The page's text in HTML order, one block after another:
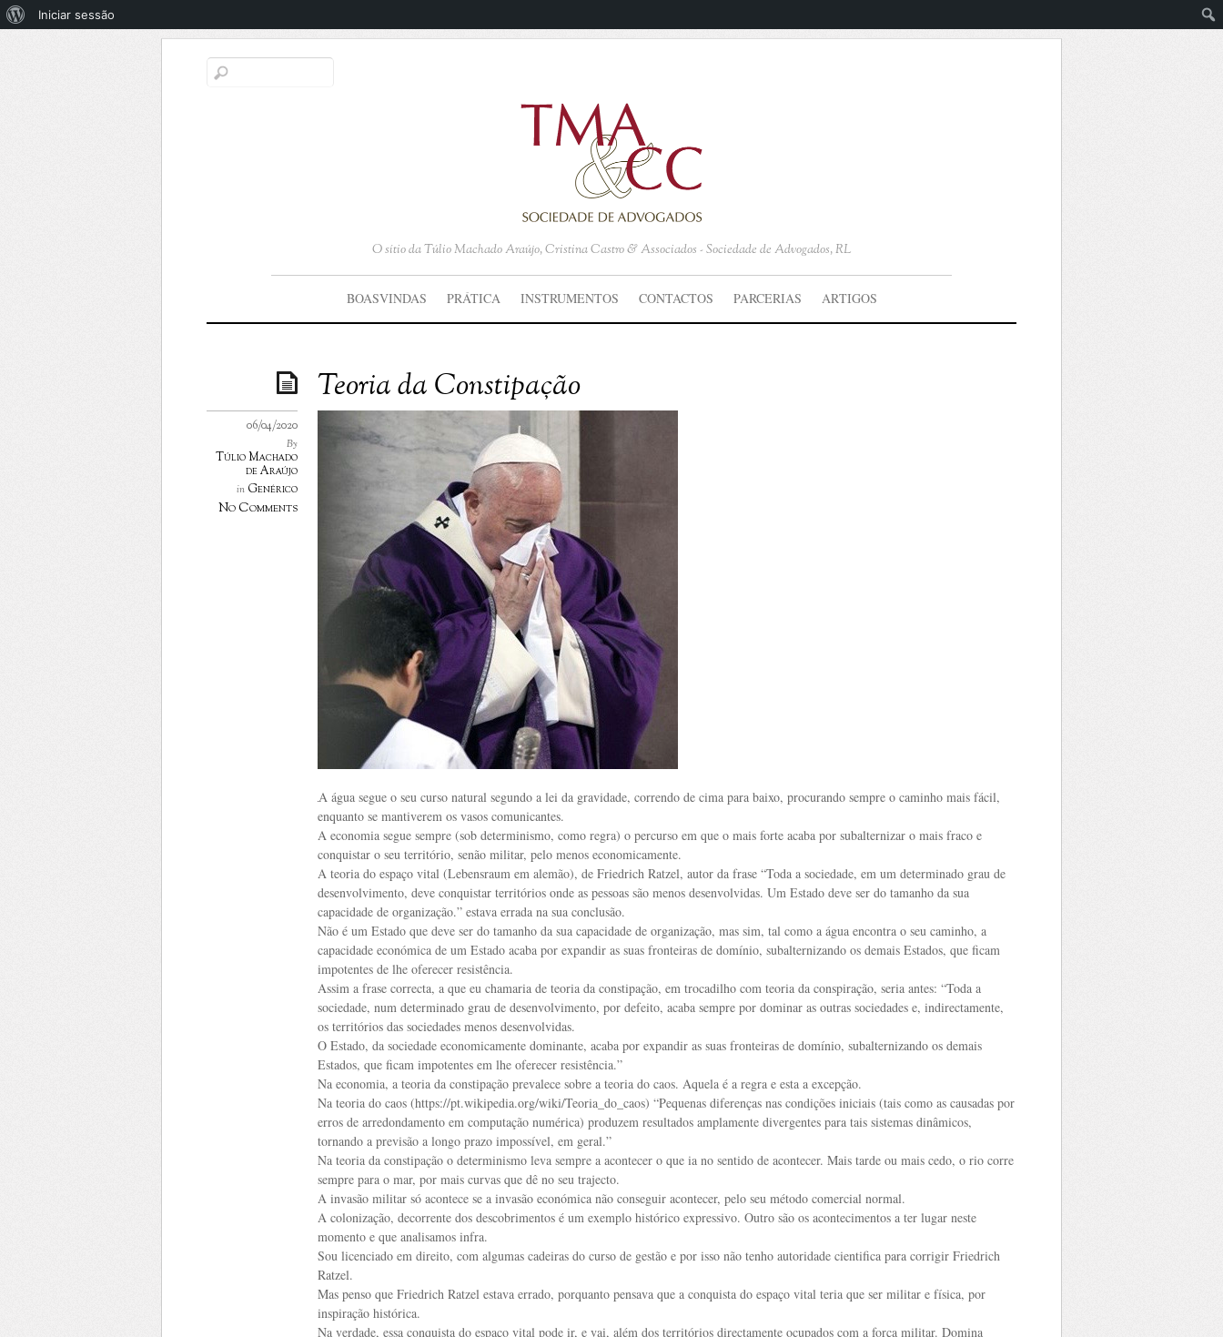
O sítio da Túlio Machado Araújo, Cristina Castro & Associados - Sociedade de Advogados, RL
BOASVINDAS PRÁTICA INSTRUMENTOS CONTACTOS PARCERIAS ARTIGOS
Teoria da Constipação
06/04/2020
By
Túlio Machado
de Araújo
in Genérico
No Comments
A água segue o seu curso natural segundo a lei da gravidade, correndo de cima para baixo, procurando sempre o caminho mais fácil,
enquanto se mantiverem os vasos comunicantes.
A economia segue sempre (sob determinismo, como regra) o percurso em que o mais forte acaba por subalternizar o mais fraco e
conquistar o seu território, senão militar, pelo menos economicamente.
A teoria do espaço vital (Lebensraum em alemão), de Friedrich Ratzel, autor da frase “Toda a sociedade, em um determinado grau de
desenvolvimento, deve conquistar territórios onde as pessoas são menos desenvolvidas. Um Estado deve ser do tamanho da sua
capacidade de organização.” estava errada na sua conclusão.
Não é um Estado que deve ser do tamanho da sua capacidade de organização, mas sim, tal como a água encontra o seu caminho, a
capacidade económica de um Estado acaba por expandir as suas fronteiras de domínio, subalternizando os demais Estados, que ficam
impotentes de lhe oferecer resistência.
Assim a frase correcta, a que eu chamaria de teoria da constipação, em trocadilho com teoria da conspiração, seria antes: “Toda a
sociedade, num determinado grau de desenvolvimento, por defeito, acaba sempre por dominar as outras sociedades e, indirectamente,
os territórios das sociedades menos desenvolvidas.
O Estado, da sociedade economicamente dominante, acaba por expandir as suas fronteiras de domínio, subalternizando os demais
Estados, que ficam impotentes em lhe oferecer resistência.”
Na economia, a teoria da constipação prevalece sobre a teoria do caos. Aquela é a regra e esta a excepção.
Na teoria do caos (https://pt.wikipedia.org/wiki/Teoria_do_caos) “Pequenas diferenças nas condições iniciais (tais como as causadas por
erros de arredondamento em computação numérica) produzem resultados amplamente divergentes para tais sistemas dinâmicos,
tornando a previsão a longo prazo impossível, em geral.”
Na teoria da constipação o determinismo leva sempre a acontecer o que ia no sentido de acontecer. Mais tarde ou mais cedo, o rio corre
sempre para o mar, por mais curvas que dê no seu trajecto.
A invasão militar só acontece se a invasão económica não conseguir acontecer, pelo seu método comercial normal.
A colonização, decorrente dos descobrimentos é um exemplo histórico expressivo. Outro são os acontecimentos a ter lugar neste
momento e que analisamos infra.
Sou licenciado em direito, com algumas cadeiras do curso de gestão e por isso não tenho autoridade cientifica para corrigir Friedrich
Ratzel.
Mas penso que Friedrich Ratzel estava errado, porquanto pensava que a conquista do espaço vital teria que ser militar e física, por
inspiração histórica.
Na verdade, essa conquista do espaço vital pode ir, e vai, além dos territórios directamente ocupados com a força militar. Domina
Sobre
Iniciar sessão